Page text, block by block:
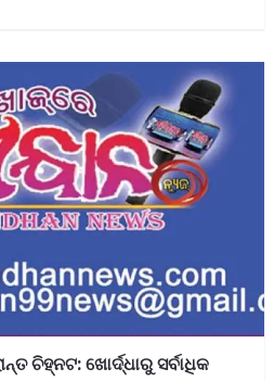
ଚିହ୍ନଟ: ଖୋର୍ଦ୍ଧାରୁ ସର୍ବାଧିକ